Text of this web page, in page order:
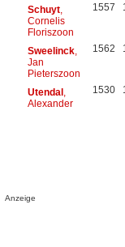
Schuyt,
Cornelis
Floriszoon
1557
Sweelinck,
Jan
Pieterszoon
1562
Utendal,
Alexander
1530
Anzeige